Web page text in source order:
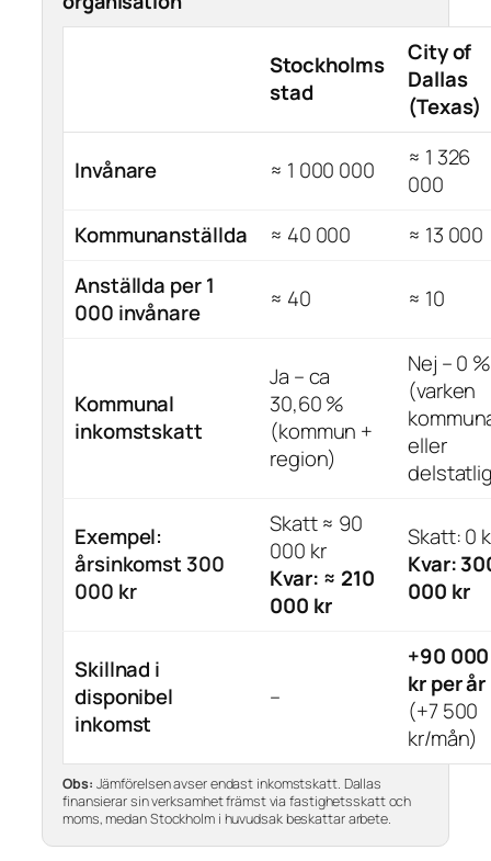
Stockholms
stad
City of
Dallas
(Texas)
Invånare ≈ 1 000 000
≈ 1 326
000
Kommunanställda
≈ 40 000
≈ 13 000
Anställda per 1
000 invånare
≈ 40 ≈ 10
Kommunal
inkomstskatt
Ja – ca
30,60 %
(kommun +
region)
Nej – 0 %
(varken
eller
Exempel:
årsinkomst 300
000 kr
Skatt ≈ 90
000 kr
Kvar: ≈ 210
000 kr
Skatt: 0
Kvar:
000 kr
Skillnad i
disponibel
inkomst
–
+90 000
kr per år
(+7 500
kr/mån)
Obs: Jämförelsen avser endast inkomstskatt. Dallas
finansierar sin verksamhet främst via fastighetsskatt och
moms, medan Stockholm i huvudsak beskattar arbete.